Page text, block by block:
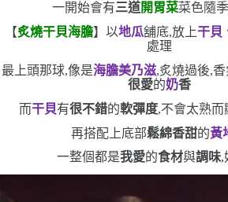
一開始會有三道 開胃菜菜色隨
【炙燒干貝海膽】以地瓜舖底,放上干貝
處理
最上頭那球,像是海膽美乃滋,炙燒過後,
很愛的奶香
而干貝有很不錯的軟彈度,不會太熟而
再搭配上底部鬆綿香甜的黃
一整個都是我愛的食材與調味,